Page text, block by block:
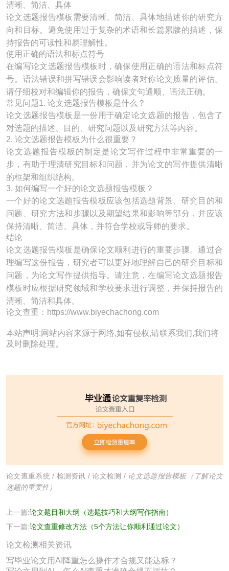
清晰、简洁、具体
论文选题报告模板需要清晰、简洁、具体地描述你的研究方
向和目标。避免使用过于复杂的术语和长篇累牍的描述，保
持报告的可读性和易理解性。
使用正确的语法和标点符号
在编写论文选题报告模板时，确保使用正确的语法和标点符
号。语法错误和拼写错误会影响读者对你论文质量的评估。
请仔细校对和编辑你的报告，确保文句通顺、语法正确。
常见问题1. 论文选题报告模板是什么？
论文选题报告模板是一份用于确定论文选题的报告，包含了
对选题的描述、目的、研究问题以及研究方法等内容。
2. 论文选题报告模板为什么很重要？
论文选题报告模板的制定是论文写作过程中非常重要的一
步，有助于理清研究目标和问题，并为论文的写作提供清晰
的框架和组织结构。
3. 如何编写一个好的论文选题报告模板？
一个好的论文选题报告模板应该包括选题背景、研究目的和
问题、研究方法和步骤以及期望结果和影响等部分，并应该
保持清晰、简洁、具体，并符合学校或导师的要求。
结论
论文选题报告模板是确保论文顺利进行的重要步骤。通过合
理编写这份报告，研究者可以更好地理解自己的研究目标和
问题，为论文写作提供指导。请注意，在编写论文选题报告
模板时应根据研究领域和学校要求进行调整，并保持报告的
清晰、简洁和具体。
论文查重：https://www.biyechachong.com
本站声明:网站内容来源于网络,如有侵权,请联系我们,我们将
及时删除处理。
论文查重系统/ 检测资讯 /论文检测 / 论文选题报告模板（了解论文
选题的重要性）
上一篇:论文题目和大纲（选题技巧和大纲写作指南）
下一篇:论文查重修改方法（5个方法让你顺利通过论文）
论文检测相关资讯
写毕业论文用AI降重怎么操作才合规又能达标？